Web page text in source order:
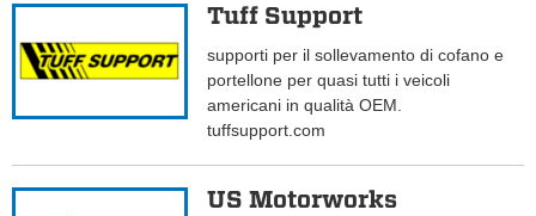
Tuff Support
supporti per il sollevamento di cofano e
portellone per quasi tutti i veicoli
americani in qualità OEM.
tuffsupport.com
US Motorworks